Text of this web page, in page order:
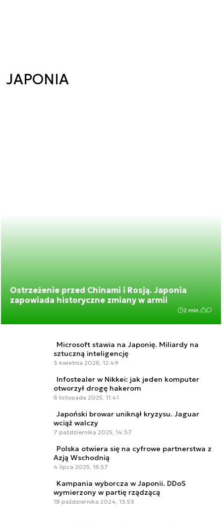
JAPONIA
Ostrzeżenie przed Chinami i Rosją. Japonia
zapowiada historyczne zmiany w armii
2 min.
Microsoft stawia na Japonię. Miliardy na
sztuczną inteligencję
3 kwietnia 2026, 12:49
Infostealer w Nikkei: jak jeden komputer
otworzył drogę hakerom
6 listopada 2025, 11:41
Japoński browar uniknął kryzysu. Jaguar
wciąż walczy
7 października 2025, 14:37
Polska otwiera się na cyfrowe partnerstwa z
Azją Wschodnią
4 lipca 2025, 16:57
Kampania wyborcza w Japonii. DDoS
wymierzony w partię rządzącą
18 października 2024, 13:53